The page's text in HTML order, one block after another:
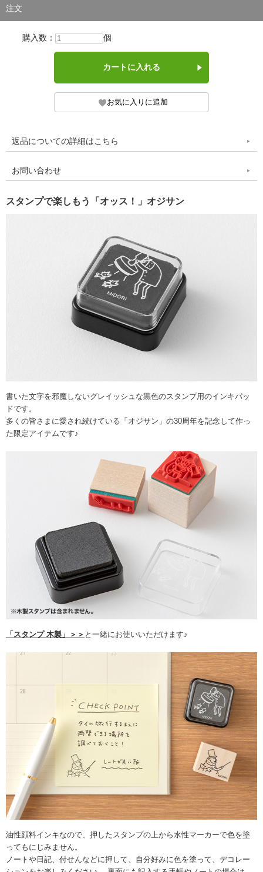
注文
購入数： 個
返品についての詳細はこちら
お問い合わせ
スタンプで楽しもう「オッス！」オジサン
書いた文字を邪魔しないグレイッシュな黒色のスタンプ用のインキパッ
ドです。
多くの皆さまに愛され続けている「オジサン」の30周年を記念して作っ
た限定アイテムです♪
「スタンプ 木製」＞＞ と一緒にお使いいただけます♪
油性顔料インキなので、押したスタンプの上から水性マーカーで色を塗
ってもにじみません。
ノートや日記、付せんなどに押して、自分好みに色を塗って、デコレー